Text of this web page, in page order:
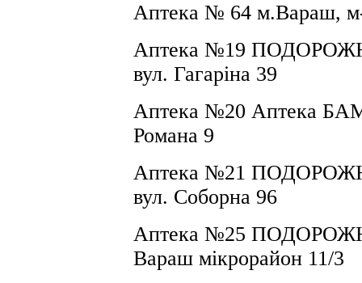
Аптека № 64 м.Вараш,
Аптека №19
вул. Гагаріна 39
Аптека №20 Аптека
Романа 9
Аптека №21
вул. Соборна 96
Аптека №25
Вараш мікрорайон 11/3